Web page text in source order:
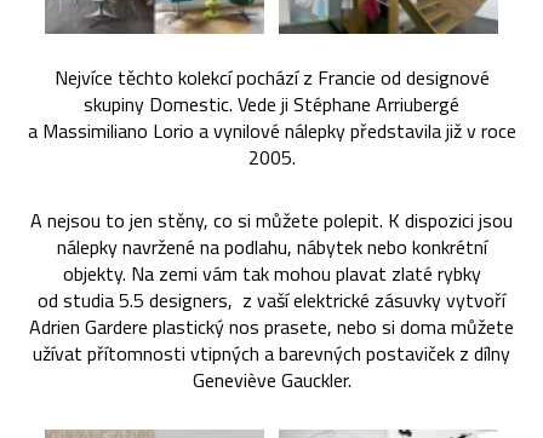
Nejvíce těchto kolekcí pochází z Francie od designové
skupiny Domestic. Vede ji Stéphane Arriubergé
a Massimiliano Lorio a vynilové nálepky představila již v roce
2005.
A nejsou to jen stěny, co si můžete polepit. K dispozici jsou
nálepky navržené na podlahu, nábytek nebo konkrétní
objekty. Na zemi vám tak mohou plavat zlaté rybky
od studia 5.5 designers, z vaší elektrické zásuvky vytvoří
Adrien Gardere plastický nos prasete, nebo si doma můžete
užívat přítomnosti vtipných a barevných postaviček z dílny
Geneviève Gauckler.